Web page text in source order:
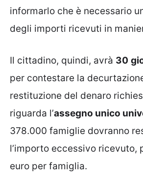
informarlo che è necessario
degli importi ricevuti in
Il cittadino, quindi, avrà 30
per contestare la
restituzione del denaro
riguarda l’assegno unico
378.000 famiglie dovranno
l’importo eccessivo ricevuto,
euro per famiglia.